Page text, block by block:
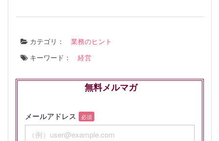
カテゴリ：
業務のヒント
キーワード：
経営
無料メルマガ
メールアドレス 必須